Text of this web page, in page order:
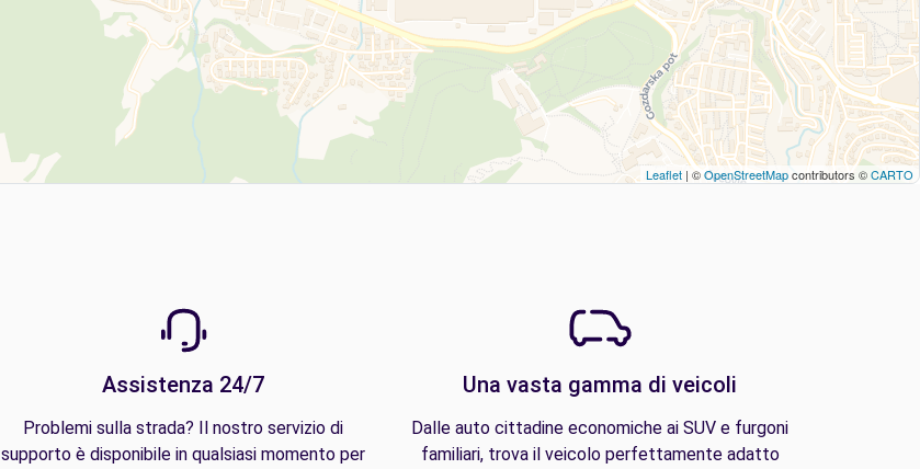
Leaflet | ©OpenStreetMapcontributors ©CARTO
Assistenza 24/7
Problemi sulla strada? Il nostro servizio di
supporto è disponibile in qualsiasi momento per
Una vasta gamma di veicoli
Dalle auto cittadine economiche ai SUV e furgoni
familiari, trova il veicolo perfettamente adatto